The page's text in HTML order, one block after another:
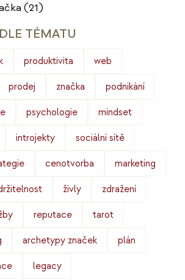
(21)
TÉMATU
produktivita web
prodej značka podnikání
psychologie mindset
introjekty sociální sítě
cenotvorba marketing
živly zdražení
reputace tarot
archetypy značek plán
legacy